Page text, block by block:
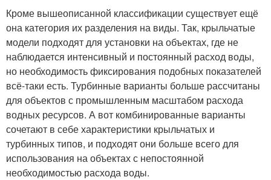
Кроме вышеописанной классификации существует ещё
она категория их разделения на виды. Так, крыльчатые
модели подходят для установки на объектах, где не
наблюдается интенсивный и постоянный расход воды,
но необходимость фиксирования подобных показателей
всё-таки есть. Турбинные варианты больше рассчитаны
для объектов с промышленным масштабом расхода
водных ресурсов. А вот комбинированные варианты
сочетают в себе характеристики крыльчатых и
турбинных типов, и подходят они больше всего для
использования на объектах с непостоянной
необходимостью расхода воды.